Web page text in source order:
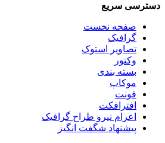
دسترسی سریع
صفحه نخست
گرافیک
تصاویر استوک
وکتور
بسته بندی
موکاپ
فونت
افترافکت
اعزام نیرو طراح گرافیک
پیشنهاد شگفت انگیز